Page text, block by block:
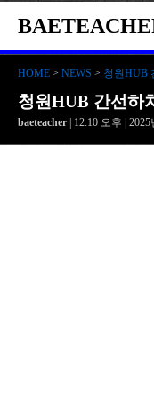
HOME > NEWS > 청원HUB
청원HUB 간선하
baeteacher | 12:10 오후 |